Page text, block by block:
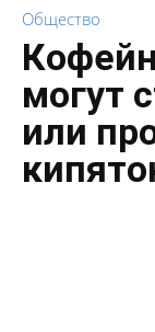
Общество
могут
или